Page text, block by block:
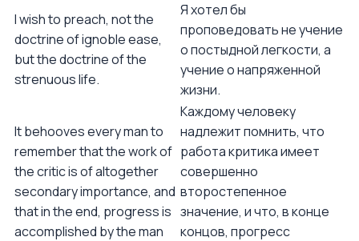
I wish to preach, not the
doctrine of ignoble ease,
but the doctrine of the
strenuous life.
Я хотел бы
проповедовать не учение
о постыдной легкости, а
учение о напряженной
жизни.
It behooves every man to
remember that the work of
the critic is of altogether
secondary importance, and
that in the end, progress is
accomplished by the man
Каждому человеку
надлежит помнить, что
работа критика имеет
совершенно
второстепенное
значение, и что, в конце
концов, прогресс